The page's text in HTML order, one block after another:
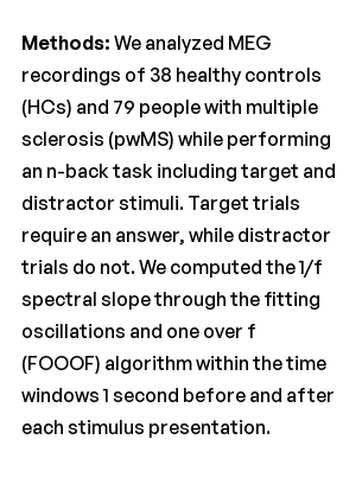
Methods:We analyzed MEG
recordings of 38 healthy controls
(HCs) and 79 people with multiple
sclerosis (pwMS) while performing
an n-back task including target and
distractor stimuli. Target trials
require an answer, while distractor
trials do not. We computed the 1/f
spectral slope through the fitting
oscillations and one over f
(FOOOF) algorithm within the time
windows 1 second before and after
each stimulus presentation.